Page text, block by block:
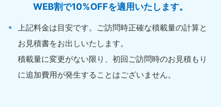
WEB割で10%OFFを適用いたします。
上記料金は目安です。ご訪問時正確な積載量の計算と
お見積書をお出しいたします。
積載量に変更がない限り、初回ご訪問時のお見積もり
に追加費用が発生することはございません。